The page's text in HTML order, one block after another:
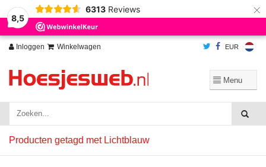
8,5
6313 Reviews ×
Inloggen Winkelwagen EUR
Producten getagd met Lichtblauw
Wij slaan cookies op om onze website te verbeteren. Is dat akkoord?
Ja
Nee